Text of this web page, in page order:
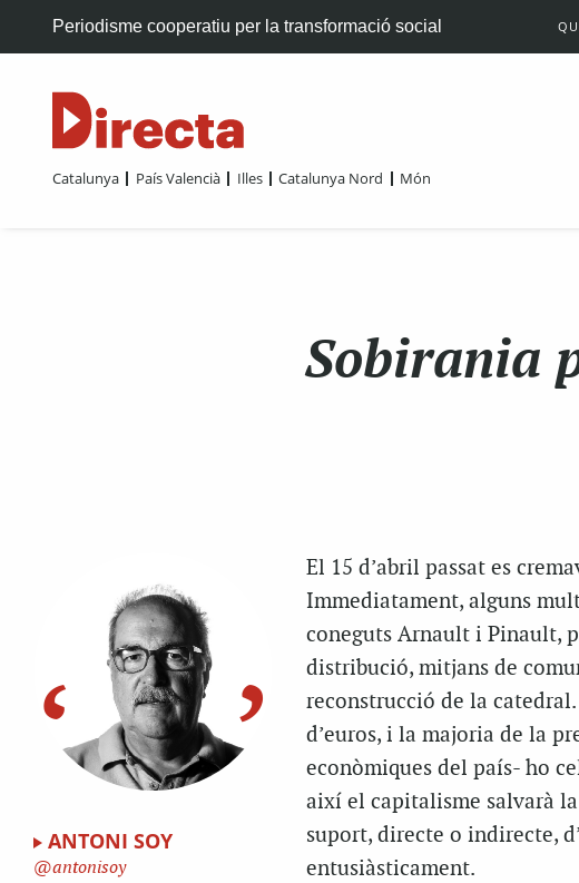
Periodisme cooperatiu per la transformació social
Catalunya País Valencià Illes Catalunya Nord Món
Sobirania
ANTONI SOY
antonisoy
El 15 d’abril passat es
Immediatament, alguns
coneguts Arnaulti Pinault,
distribució, mitjans de
reconstrucció de la
d’euros, i la majoria de la
econòmiques del país- ho
així el capitalisme salvarà
suport, directe o indirecte,
entusiàsticament.